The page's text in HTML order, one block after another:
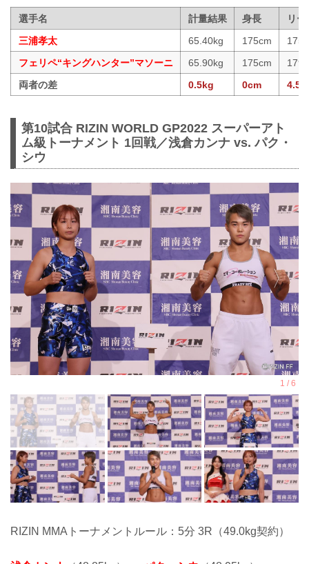
選手名 計量結果 身長
リー
三浦孝太
65.40kg 175cm
フェリペ“キングハンター”マソーニ
65.90kg 175cm
両者の差
0.5kg 0cm
第10試合 RIZIN WORLD GP2022 スーパーアト
ム級トーナメント 1回戦／浅倉カンナ vs. パク・
シウ
RIZIN MMAトーナメントルール：5分 3R（49.0kg契約）